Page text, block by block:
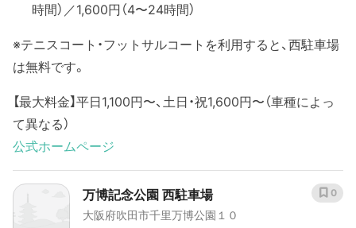
時間）／1,600円（4〜24時間）
※テニスコート・フットサルコートを利用すると、西駐車場
は無料です。
【最大料金】平日1,100円〜、土日・祝1,600円〜（車種によっ
て異なる）
公式ホームページ
万博記念公園 西駐車場
大阪府吹田市千里万博公園１０
0